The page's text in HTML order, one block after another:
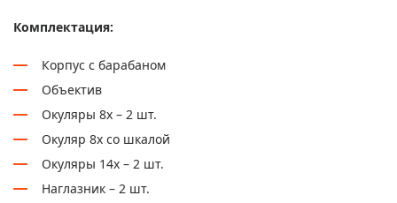
Комплектация:
Корпус с барабаном
Объектив
Окуляры 8х – 2 шт.
Окуляр 8х со шкалой
Окуляры 14х – 2 шт.
Наглазник – 2 шт.